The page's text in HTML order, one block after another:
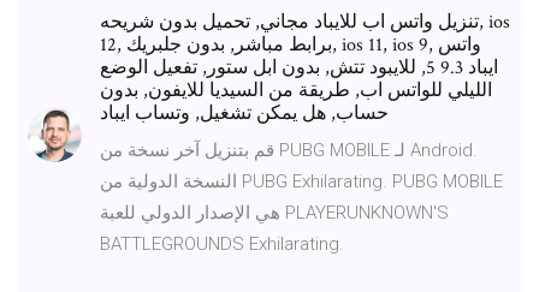
تنزيل واتس اب للايباد مجاني, تحميل بدون شريحه, ios
12, برابط مباشر, بدون جلبريك, ios 11, ios 9, واتس
ايباد 9.3 5, للايبود تتش, بدون ابل ستور, تفعيل الوضع
الليلي للواتس اب, طريقة من السيديا للايفون, بدون
حساب, هل يمكن تشغيل, وتساب ايباد
قم بتنزيل آخر نسخة من PUBG MOBILE لـ Android.
النسخة الدولية من PUBG Exhilarating. PUBG MOBILE
هي الإصدار الدولي للعبة PLAYERUNKNOWN'S
BATTLEGROUNDS Exhilarating.